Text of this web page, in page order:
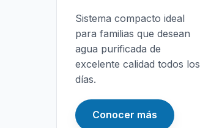
Sistema compacto ideal
para familias que desean
agua purificada de
excelente calidad todos los
días.
Conocer más